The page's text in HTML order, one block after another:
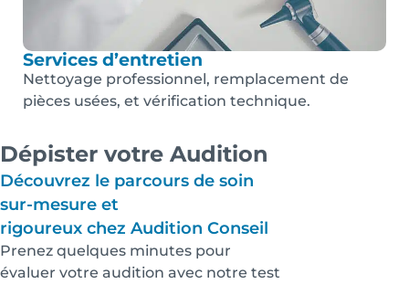
Services d’entretien
Nettoyage professionnel, remplacement de
pièces usées, et vérification technique.
Dépister votre Audition
Découvrez le parcours de soin
sur-mesure et
rigoureux chez Audition Conseil
Prenez quelques minutes pour
évaluer votre audition avec notre test